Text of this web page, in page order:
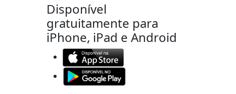
Disponível
gratuitamente para
iPhone, iPad e Android